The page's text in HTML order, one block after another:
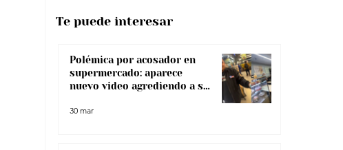
Polémica por acosador en
supermercado: aparece
nuevo video agrediendo a su
30 mar
Te puede interesar